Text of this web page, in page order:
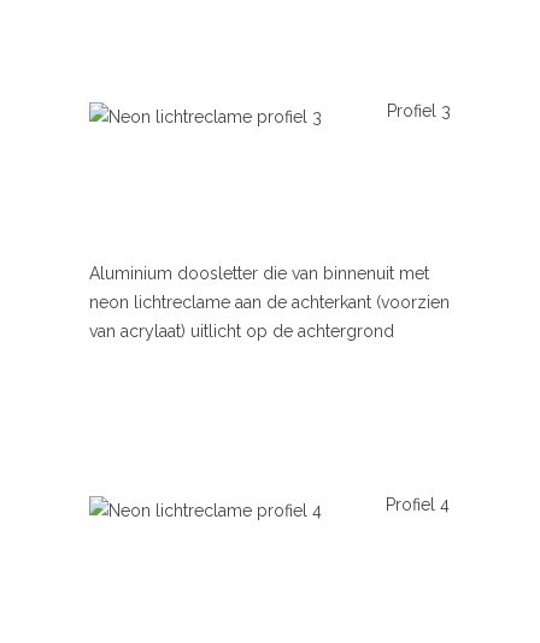
Profiel 3
Aluminium doosletter die van binnenuit met
neon lichtreclame aan de achterkant (voorzien
van acrylaat) uitlicht op de achtergrond
Profiel 4